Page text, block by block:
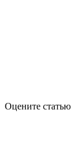
Оцените статью